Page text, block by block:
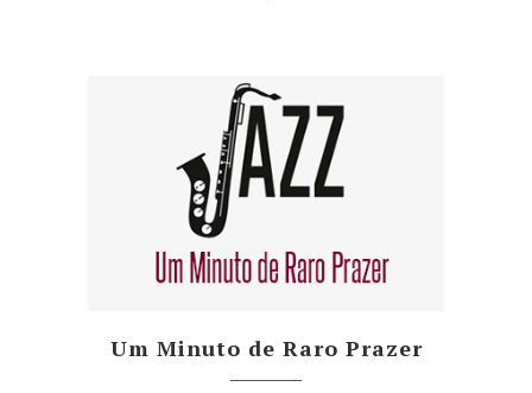
Um Minuto de Raro Prazer